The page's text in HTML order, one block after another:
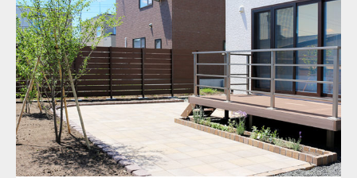
クローズ シンプル お庭 フェンス ウッドデッキ
バーベキュースペー
ス 北広島市 新築住宅
詳細